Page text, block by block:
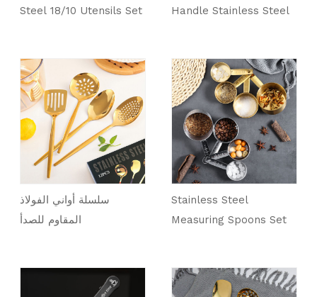
Handle Stainless Steel
Molished
Steel 18/10 Utensils Set
Stainless Steel
Measuring Spoons Set
سلسلة أواني الفولاذ
المقاوم للصدأ